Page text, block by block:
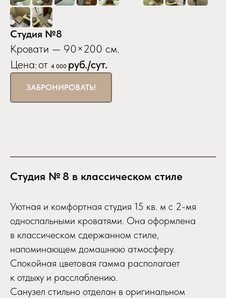
Студия №8
Кровати — 90×200 см.
Цена:от 4 000 руб./сут.
ЗАБРОНИРОВАТЬ!
Студия № 8 в классическом стиле
Уютная и комфортная студия 15 кв. м с 2-мя
односпальными кроватями. Она оформлена
в классическом сдержанном стиле,
напоминающем домашнюю атмосферу.
Спокойная цветовая гамма располагает
к отдыху и расслаблению.
Санузел стильно отделан в оригинальном